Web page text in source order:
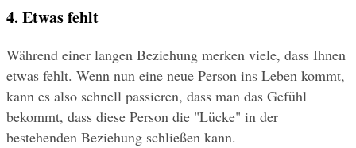
4. Etwas fehlt
Während einer langen Beziehung merken viele, dass Ihnen
etwas fehlt. Wenn nun eine neue Person ins Leben kommt,
kann es also schnell passieren, dass man das Gefühl
bekommt, dass diese Person die "Lücke" in der
bestehenden Beziehung schließen kann.